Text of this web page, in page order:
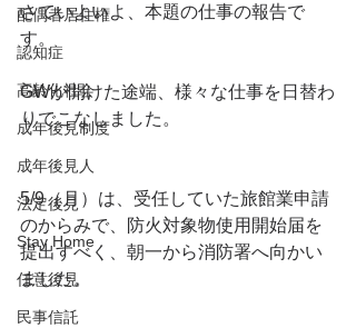
配偶者居住権
認知症
高齢化社会
成年後見制度
成年後見人
法定後見
Stay Home
任意後見
民事信託
さていよいよ、本題の仕事の報告で
す。
GWが開けた途端、様々な仕事を日替わ
りでこなしました。
5/9（月）は、受任していた旅館業申請
のからみで、防火対象物使用開始届を
提出すべく、朝一から消防署へ向かい
ました。